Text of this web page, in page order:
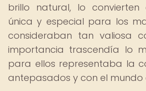
brillo natural, lo
única y especial para los
consideraban tan valiosa
importancia trascendía lo
para ellos representaba la
antepasados y con el mundo